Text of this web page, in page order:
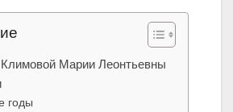
Марии Леонтьевны
годы